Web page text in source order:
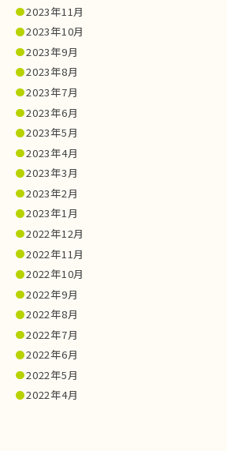
2023年11月
2023年10月
2023年9月
2023年8月
2023年7月
2023年6月
2023年5月
2023年4月
2023年3月
2023年2月
2023年1月
2022年12月
2022年11月
2022年10月
2022年9月
2022年8月
2022年7月
2022年6月
2022年5月
2022年4月